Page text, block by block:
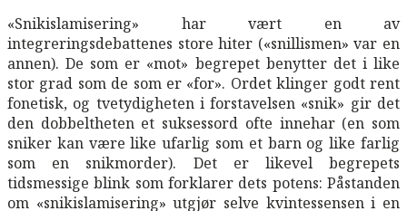
«Snikislamisering» har vært en av
integreringsdebattenes store hiter («snillismen» var en
annen). De som er «mot» begrepet benytter det i like
stor grad som de som er «for». Ordet klinger godt rent
fonetisk, og tvetydigheten i forstavelsen «snik» gir det
den dobbeltheten et suksessord ofte innehar (en som
sniker kan være like ufarlig som et barn og like farlig
som en snikmorder). Det er likevel begrepets
tidsmessige blink som forklarer dets potens: Påstanden
om «snikislamisering» utgjør selve kvintessensen i en